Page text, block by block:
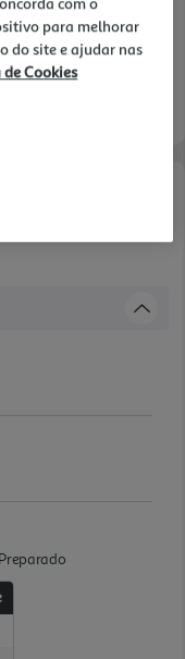
para melhorar
do site e ajudar nas
Cookies